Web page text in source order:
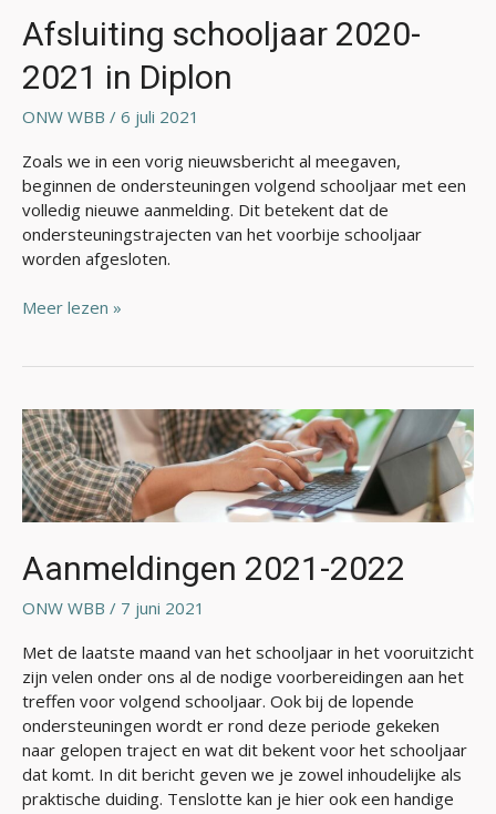
Afsluiting schooljaar 2020-
2021 in Diplon
ONW WBB / 6 juli 2021
Zoals we in een vorig nieuwsbericht al meegaven,
beginnen de ondersteuningen volgend schooljaar met een
volledig nieuwe aanmelding. Dit betekent dat de
ondersteuningstrajecten van het voorbije schooljaar
worden afgesloten.
2020-
2021
in
Diplon
Meer lezen »
Aanmeldingen 2021-2022
ONW WBB / 7 juni 2021
Met de laatste maand van het schooljaar in het vooruitzicht
zijn velen onder ons al de nodige voorbereidingen aan het
treffen voor volgend schooljaar. Ook bij de lopende
ondersteuningen wordt er rond deze periode gekeken
naar gelopen traject en wat dit bekent voor het schooljaar
dat komt. In dit bericht geven we je zowel inhoudelijke als
praktische duiding. Tenslotte kan je hier ook een handige
Aanmeldingen
2021-
2022